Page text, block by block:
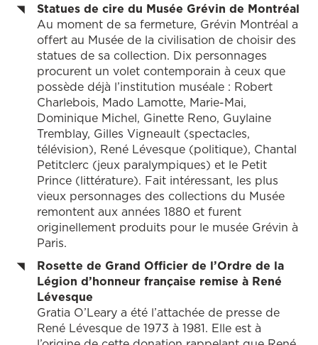
Statues de cire du Musée Grévin de Montréal
Au moment de sa fermeture, Grévin Montréal a
offert au Musée de la civilisation de choisir des
statues de sa collection. Dix personnages
procurent un volet contemporain à ceux que
possède déjà l’institution muséale : Robert
Charlebois, Mado Lamotte, Marie-Mai,
Dominique Michel, Ginette Reno, Guylaine
Tremblay, Gilles Vigneault (spectacles,
télévision), René Lévesque (politique), Chantal
Petitclerc (jeux paralympiques) et le Petit
Prince (littérature). Fait intéressant, les plus
vieux personnages des collections du Musée
remontent aux années 1880 et furent
originellement produits pour le musée Grévin à
Paris.
Rosette de Grand Officier de l’Ordre de la
Légion d’honneur française remise à René
Lévesque
Gratia O’Leary a été l’attachée de presse de
René Lévesque de 1973 à 1981. Elle est à